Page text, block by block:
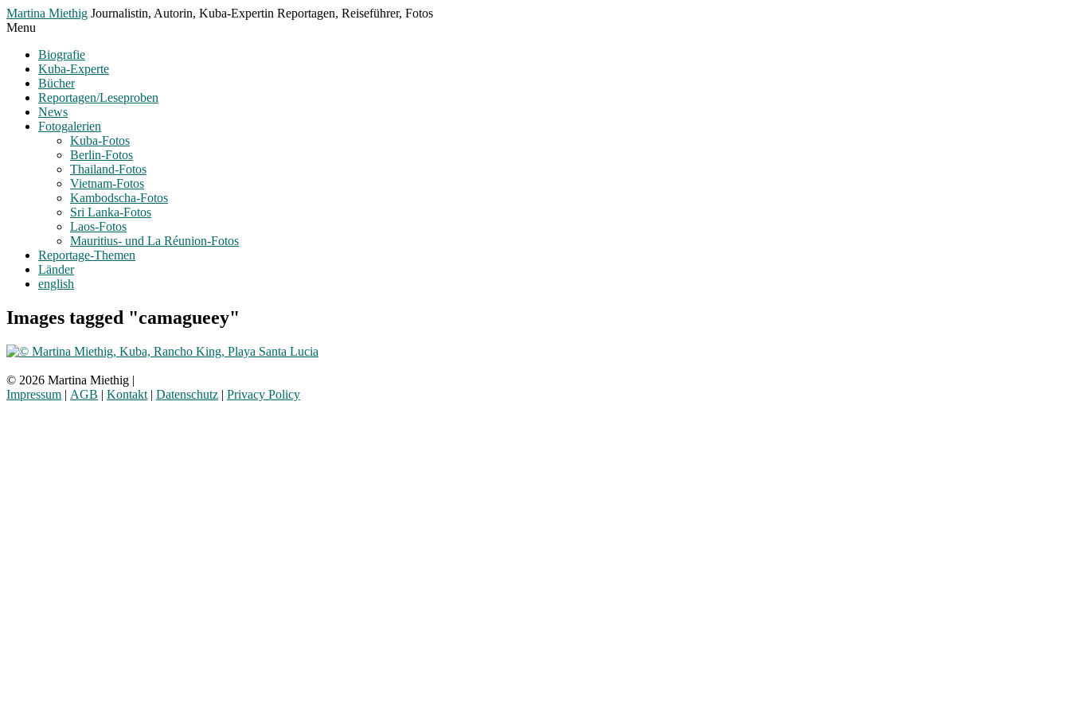
Toggle
Menu
Martina Miethig Journalistin, Autorin, Kuba-Expertin Reportagen, Reiseführer, Fotos
Menu
Biografie
Kuba-Experte
Bücher
Reportagen/Leseproben
News
Fotogalerien
Kuba-Fotos
Berlin-Fotos
Thailand-Fotos
Vietnam-Fotos
Kambodscha-Fotos
Sri Lanka-Fotos
Laos-Fotos
Mauritius- und La Réunion-Fotos
Reportage-Themen
Länder
english
Images tagged "camagueey"
© 2026 Martina Miethig |
Impressum | AGB | Kontakt | Datenschutz | Privacy Policy